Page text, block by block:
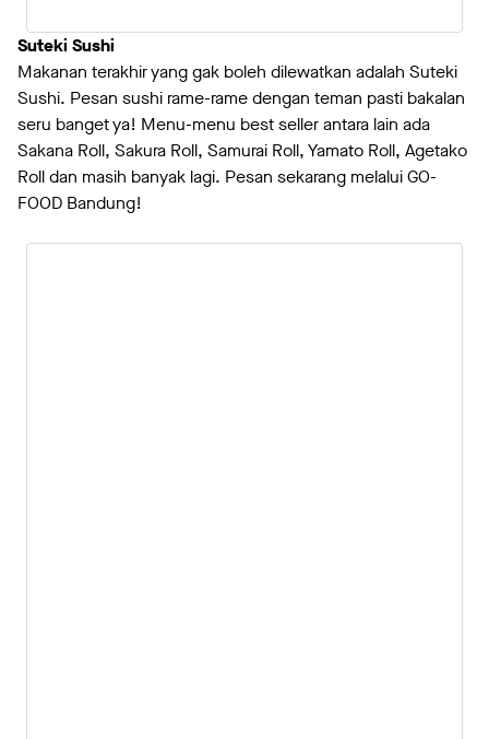
Suteki Sushi
Makanan terakhir yang gak boleh dilewatkan adalah Suteki
Sushi. Pesan sushi rame-rame dengan teman pasti bakalan
seru banget ya! Menu-menu best seller antara lain ada
Sakana Roll, Sakura Roll, Samurai Roll, Yamato Roll, Agetako
Roll dan masih banyak lagi. Pesan sekarang melalui GO-
FOOD Bandung!